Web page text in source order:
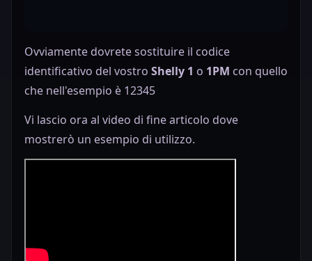
Ovviamente dovrete sostituire il codice
identificativo del vostro Shelly 1 o 1PM con quello
che nell'esempio è 12345
Vi lascio ora al video di fine articolo dove
mostrerò un esempio di utilizzo.